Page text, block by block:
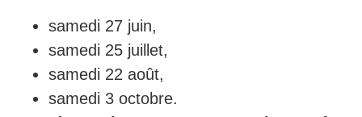
samedi 27 juin,
samedi 25 juillet,
samedi 22 août,
samedi 3 octobre.